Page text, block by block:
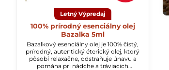
Letný Výpredaj
100% prírodný esenciálny olej
Bazalka 5ml
Bazalkový esenciálny olej je 100% čistý,
prírodný, autentický éterický olej, ktorý
pôsobí relaxačne, odstraňuje únavu a
pomáha pri nádche a tráviacich